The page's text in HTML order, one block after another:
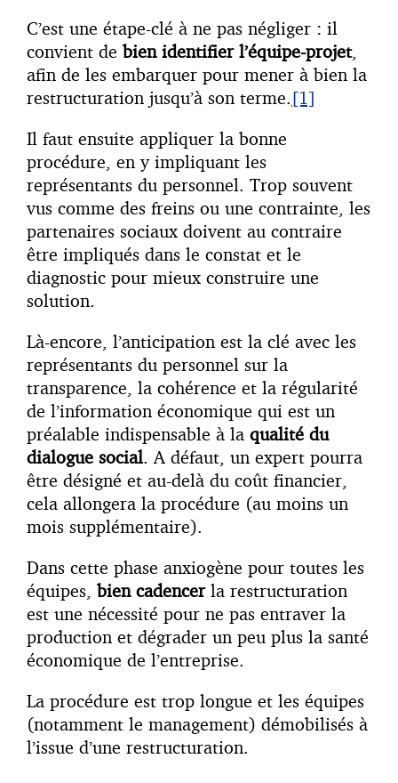
C’est une étape-clé à ne pas négliger : il
convient de bien identifier l’équipe-projet,
afin de les embarquer pour mener à bien la
restructuration jusqu’à son terme.[1]
Il faut ensuite appliquer la bonne
procédure, en y impliquant les
représentants du personnel. Trop souvent
vus comme des freins ou une contrainte, les
partenaires sociaux doivent au contraire
être impliqués dans le constat et le
diagnostic pour mieux construire une
solution.
Là-encore, l’anticipation est la clé avec les
représentants du personnel sur la
transparence, la cohérence et la régularité
de l’information économique qui est un
préalable indispensable à la qualité du
dialogue social. A défaut, un expert pourra
être désigné et au-delà du coût financier,
cela allongera la procédure (au moins un
mois supplémentaire).
Dans cette phase anxiogène pour toutes les
équipes, bien cadencerla restructuration
est une nécessité pour ne pas entraver la
production et dégrader un peu plus la santé
économique de l’entreprise.
La procédure est trop longue et les équipes
(notamment le management) démobilisés à
l’issue d’une restructuration.